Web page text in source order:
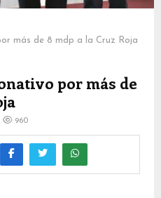
más de 8 mdp a la Cruz Roja
por más de
960